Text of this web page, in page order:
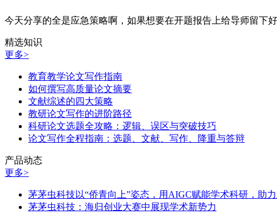
今天分享的全是应急策略啊，如果想要在开题报告上给导师留下
精选知识
更多>
教育教学论文写作指南
如何撰写高质量论文摘要
文献综述的四大策略
教研论文写作的进阶路径
科研论文选题全攻略：逻辑、误区与突破技巧
论文写作全程指南：选题、文献、写作、降重与答辩
产品动态
更多>
茅茅虫科技以“侨青向上”姿态，用AIGC赋能学术科研，助
茅茅虫科技：海归创业大赛中展现学术新势力